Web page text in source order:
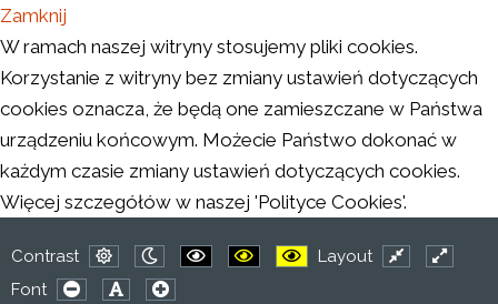
Zamknij
W ramach naszej witryny stosujemy pliki cookies.
Korzystanie z witryny bez zmiany ustawień dotyczących
cookies oznacza, że będą one zamieszczane w Państwa
urządzeniu końcowym. Możecie Państwo dokonać w
każdym czasie zmiany ustawień dotyczących cookies.
Więcej szczegółów w naszej 'Polityce Cookies'.
Contrast
Default
mode
Night
mode
Layout
Font